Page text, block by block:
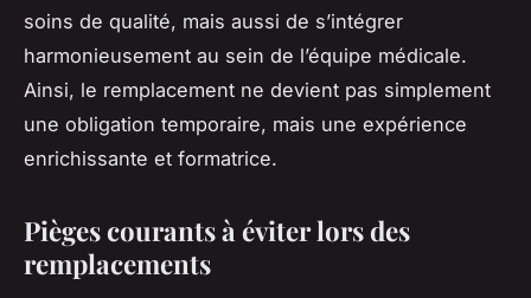
soins de qualité, mais aussi de s’intégrer
harmonieusement au sein de l’équipe médicale.
Ainsi, le remplacement ne devient pas simplement
une obligation temporaire, mais une expérience
enrichissante et formatrice.
Pièges courants à éviter lors des
remplacements